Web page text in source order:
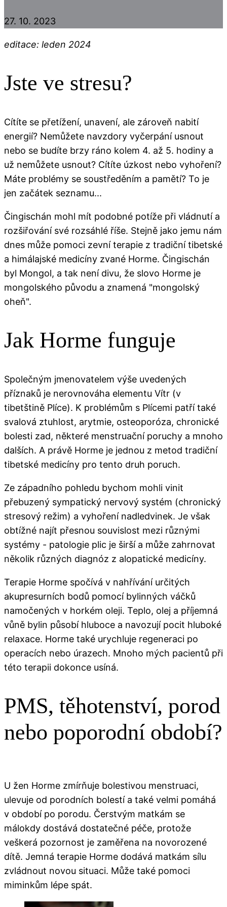
27. 10. 2023
editace: leden 2024
Jste ve stresu?
Cítíte se přetížení, unavení, ale zároveň nabití
energií? Nemůžete navzdory vyčerpání usnout
nebo se budíte brzy ráno kolem 4. až 5. hodiny a
už nemůžete usnout? Cítíte úzkost nebo vyhoření?
Máte problémy se soustředěním a pamětí? To je
jen začátek seznamu...
Čingischán mohl mít podobné potíže při vládnutí a
rozšiřování své rozsáhlé říše. Stejně jako jemu nám
dnes může pomoci zevní terapie z tradiční tibetské
a himálajské medicíny zvané Horme. Čingischán
byl Mongol, a tak není divu, že slovo Horme je
mongolského původu a znamená "mongolský
oheň".
Jak Horme funguje
Společným jmenovatelem výše uvedených
příznaků je nerovnováha elementu Vítr (v
tibetštině Plíce). K problémům s Plícemi patří také
svalová ztuhlost, arytmie, osteoporóza, chronické
bolesti zad, některé menstruační poruchy a mnoho
dalších. A právě Horme je jednou z metod tradiční
tibetské medicíny pro tento druh poruch.
Ze západního pohledu bychom mohli vinit
přebuzený sympatický nervový systém (chronický
stresový režim) a vyhoření nadledvinek. Je však
obtížné najít přesnou souvislost mezi různými
systémy - patologie plic je širší a může zahrnovat
několik různých diagnóz z alopatické medicíny.
Terapie Horme spočívá v nahřívání určitých
akupresurních bodů pomocí bylinných váčků
namočených v horkém oleji. Teplo, olej a příjemná
vůně bylin působí hluboce a navozují pocit hluboké
relaxace. Horme také urychluje regeneraci po
operacích nebo úrazech. Mnoho mých pacientů při
této terapii dokonce usíná.
PMS, těhotenství, porod
nebo poporodní období?
U žen Horme zmírňuje bolestivou menstruaci,
ulevuje od porodních bolestí a také velmi pomáhá
v období po porodu. Čerstvým matkám se
málokdy dostává dostatečné péče, protože
veškerá pozornost je zaměřena na novorozené
dítě. Jemná terapie Horme dodává matkám sílu
zvládnout novou situaci. Může také pomoci
miminkům lépe spát.